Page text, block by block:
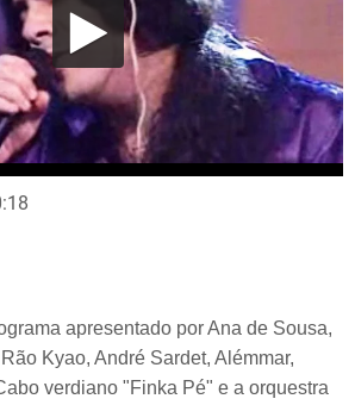
apresentado por Ana de Sousa,
Kyao, André Sardet, Alémmar,
verdiano "Finka Pé" e a orquestra